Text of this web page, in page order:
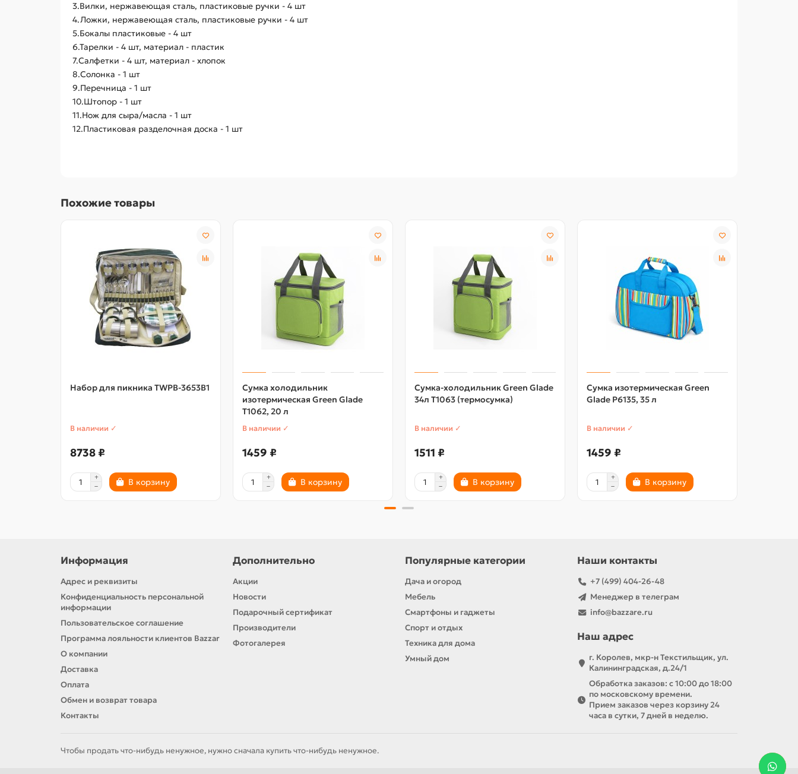
3.Вилки, нержавеющая сталь, пластиковые ручки - 4 шт
4.Ложки, нержавеющая сталь, пластиковые ручки - 4 шт
5.Бокалы пластиковые - 4 шт
6.Тарелки - 4 шт, материал - пластик
7.Салфетки - 4 шт, материал - хлопок
8.Солонка - 1 шт
9.Перечница - 1 шт
10.Штопор - 1 шт
11.Нож для сыра/масла - 1 шт
12.Пластиковая разделочная доска - 1 шт
Похожие товары
Набор для пикника TWPB-3653B1
В наличии ✓
8738 ₽
В корзину
Сумка холодильник
изотермическая Green Glade
T1062, 20 л
В наличии ✓
1459 ₽
В корзину
Сумка-холодильник Green Glade
34л T1063 (термосумка)
В наличии ✓
1511 ₽
В корзину
Сумка изотермическая Green
Glade P6135, 35 л
В наличии ✓
1459 ₽
В корзину
Информация
Адрес и реквизиты
Конфиденциальность персональной
информации
Пользовательское соглашение
Программа лояльности клиентов Bazzar
О компании
Доставка
Оплата
Обмен и возврат товара
Контакты
Дополнительно
Акции
Новости
Подарочный сертификат
Производители
Фотогалерея
Популярные категории
Дача и огород
Мебель
Смартфоны и гаджеты
Спорт и отдых
Техника для дома
Умный дом
Наши контакты
+7 (499) 404-26-48
Менеджер в телеграм
info@bazzare.ru
Наш адрес
г. Королев, мкр-н Текстильщик, ул.
Калининградская, д.24/1
Обработка заказов: с 10:00 до 18:00
по московскому времени.
Прием заказов через корзину 24
часа в сутки, 7 дней в неделю.
Чтобы продать что-нибудь ненужное, нужно сначала купить что-нибудь ненужное.